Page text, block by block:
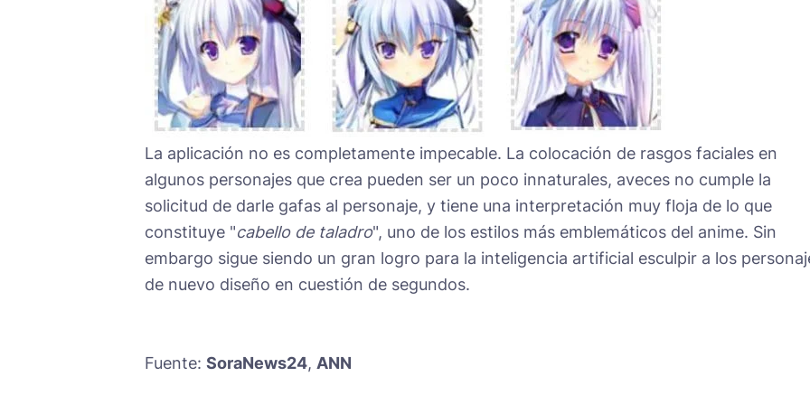
La aplicación no es completamente impecable. La colocación de rasgos faciales en
algunos personajes que crea pueden ser un poco innaturales, aveces no cumple la
solicitud de darle gafas al personaje, y tiene una interpretación muy floja de lo que
constituye "cabello de taladro", uno de los estilos más emblemáticos del anime. Sin
embargo sigue siendo un gran logro para la inteligencia artificial esculpir a los
de nuevo diseño en cuestión de segundos.
Fuente: SoraNews24, ANN